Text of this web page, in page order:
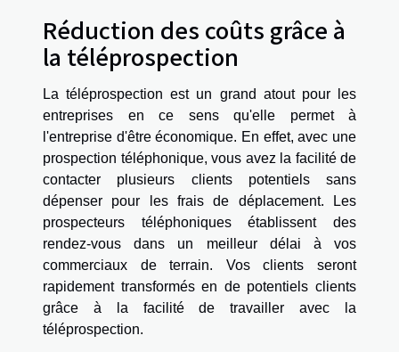
Réduction des coûts grâce à
la téléprospection
La téléprospection est un grand atout pour les
entreprises en ce sens qu'elle permet à
l'entreprise d'être économique. En effet, avec une
prospection téléphonique, vous avez la facilité de
contacter plusieurs clients potentiels sans
dépenser pour les frais de déplacement. Les
prospecteurs téléphoniques établissent des
rendez-vous dans un meilleur délai à vos
commerciaux de terrain. Vos clients seront
rapidement transformés en de potentiels clients
grâce à la facilité de travailler avec la
téléprospection.